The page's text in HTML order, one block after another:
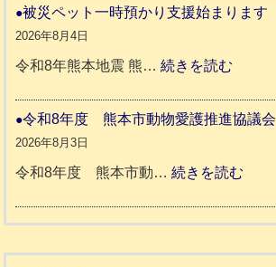
ッ
さ
ん
人
ホ
日
1
和
本
支
被災ペット一時預かり支援始まります
2026年8月4日
令和8年熊本地震 熊…続きを読む
災
ッ
令和8年度 熊本市動物愛護推進協議会
2026年8月3日
令和8年度 熊本市動…続きを読む
和